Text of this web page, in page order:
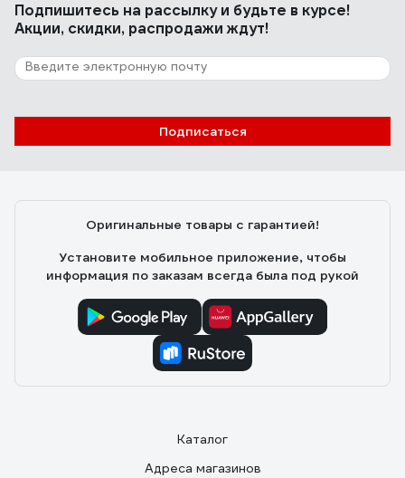
Подпишитесь на рассылкуи будьте в курсе!
Акции, скидки, распродажи ждут!
Подписаться
Оригинальные товары с гарантией!
Установите мобильное приложение, чтобы
информация по заказам всегда была под рукой
Каталог
Адреса магазинов